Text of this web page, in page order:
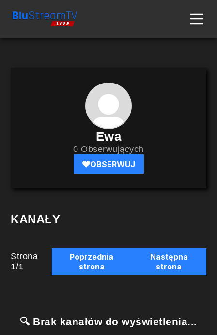
Ewa
0 Obserwujących
OBSERWUJ
KANAŁY
Strona
1/1
Poprzednia
strona
Następna
strona
🔍 Brak kanałów do wyświetlenia...